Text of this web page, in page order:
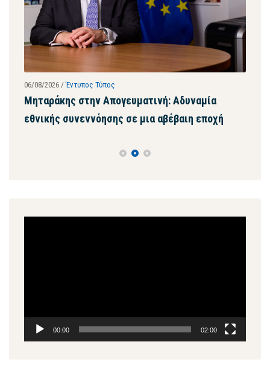
06/08/2026 /Έντυπος Τύπος
Μηταράκης στην Απογευματινή: Αδυναμία
εθνικής συνεννόησης σε μια αβέβαιη εποχή
00:00 02:00